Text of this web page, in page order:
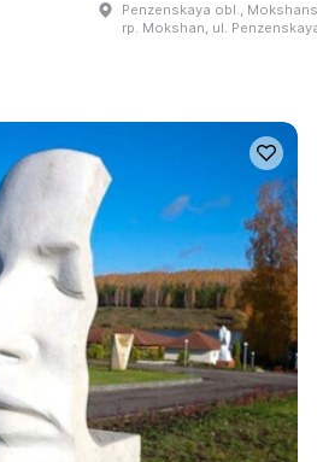
Penzenskaya obl.,
rp. Mokshan, ul.